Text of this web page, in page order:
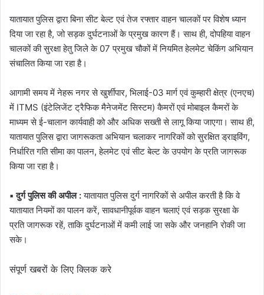
यातायात पुलिस द्वारा बिना सीट बेल्ट एवं तेज रफ्तार वाहन चालकों पर विशेष ध्यान
दिया जा रहा है, जो सड़क दुर्घटनाओं के प्रमुख कारण हैं। साथ ही, दोपहिया वाहन
चालकों की सुरक्षा हेतु जिले के 07 प्रमुख चौकों में नियमित हेलमेट चेकिंग अभियान
संचालित किया जा रहा है।
आगामी समय में नेहरू नगर से खुर्शीपार, भिलाई-03 मार्ग एवं कुम्हारी क्षेत्र (एनएच)
में ITMS (इंटेलिजेंट ट्रैफिक मैनेजमेंट सिस्टम) कैमरों एवं मोबाइल कैमरों के
माध्यम से ई-चालान कार्यवाही को और अधिक सख्ती से लागू किया जाएगा। साथ ही,
यातायात पुलिस द्वारा जागरूकता अभियान चलाकर नागरिकों को सुरक्षित ड्राइविंग,
निर्धारित गति सीमा का पालन, हेलमेट एवं सीट बेल्ट के उपयोग के प्रति जागरूक
किया जा रहा है।
▪️ दुर्ग पुलिस की अपील :यातायात पुलिस दुर्ग नागरिकों से अपील करती है कि वे
यातायात नियमों का पालन करें, सावधानीपूर्वक वाहन चलाएं एवं सड़क सुरक्षा के
प्रति जागरूक रहें, ताकि दुर्घटनाओं में कमी लाई जा सके और जनहानि रोकी जा
सके।
संपूर्ण खबरों के लिए क्लिक करे